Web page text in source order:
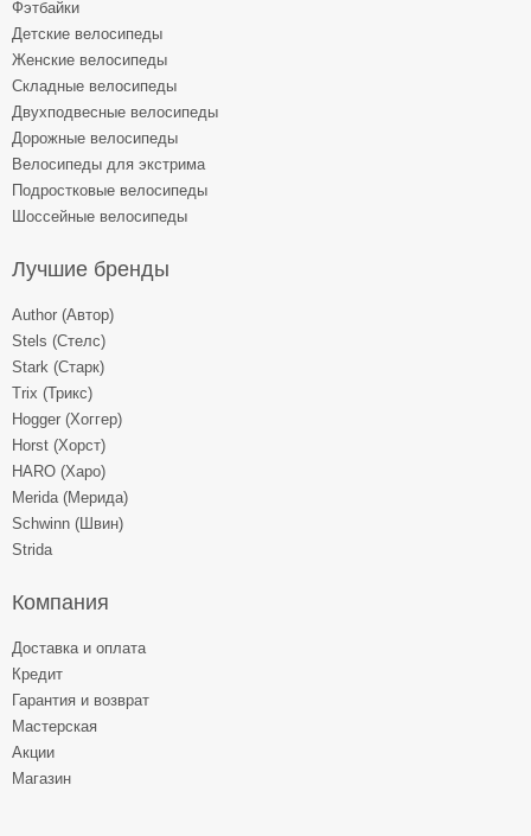
Фэтбайки
Детские велосипеды
Женские велосипеды
Складные велосипеды
Двухподвесные велосипеды
Дорожные велосипеды
Велосипеды для экстрима
Подростковые велосипеды
Шоссейные велосипеды
Лучшие бренды
Author (Автор)
Stels (Стелс)
Stark (Старк)
Trix (Трикс)
Hogger (Хоггер)
Horst (Хорст)
HARO (Харо)
Merida (Мерида)
Schwinn (Швин)
Strida
Компания
Доставка и оплата
Кредит
Гарантия и возврат
Мастерская
Акции
Магазин